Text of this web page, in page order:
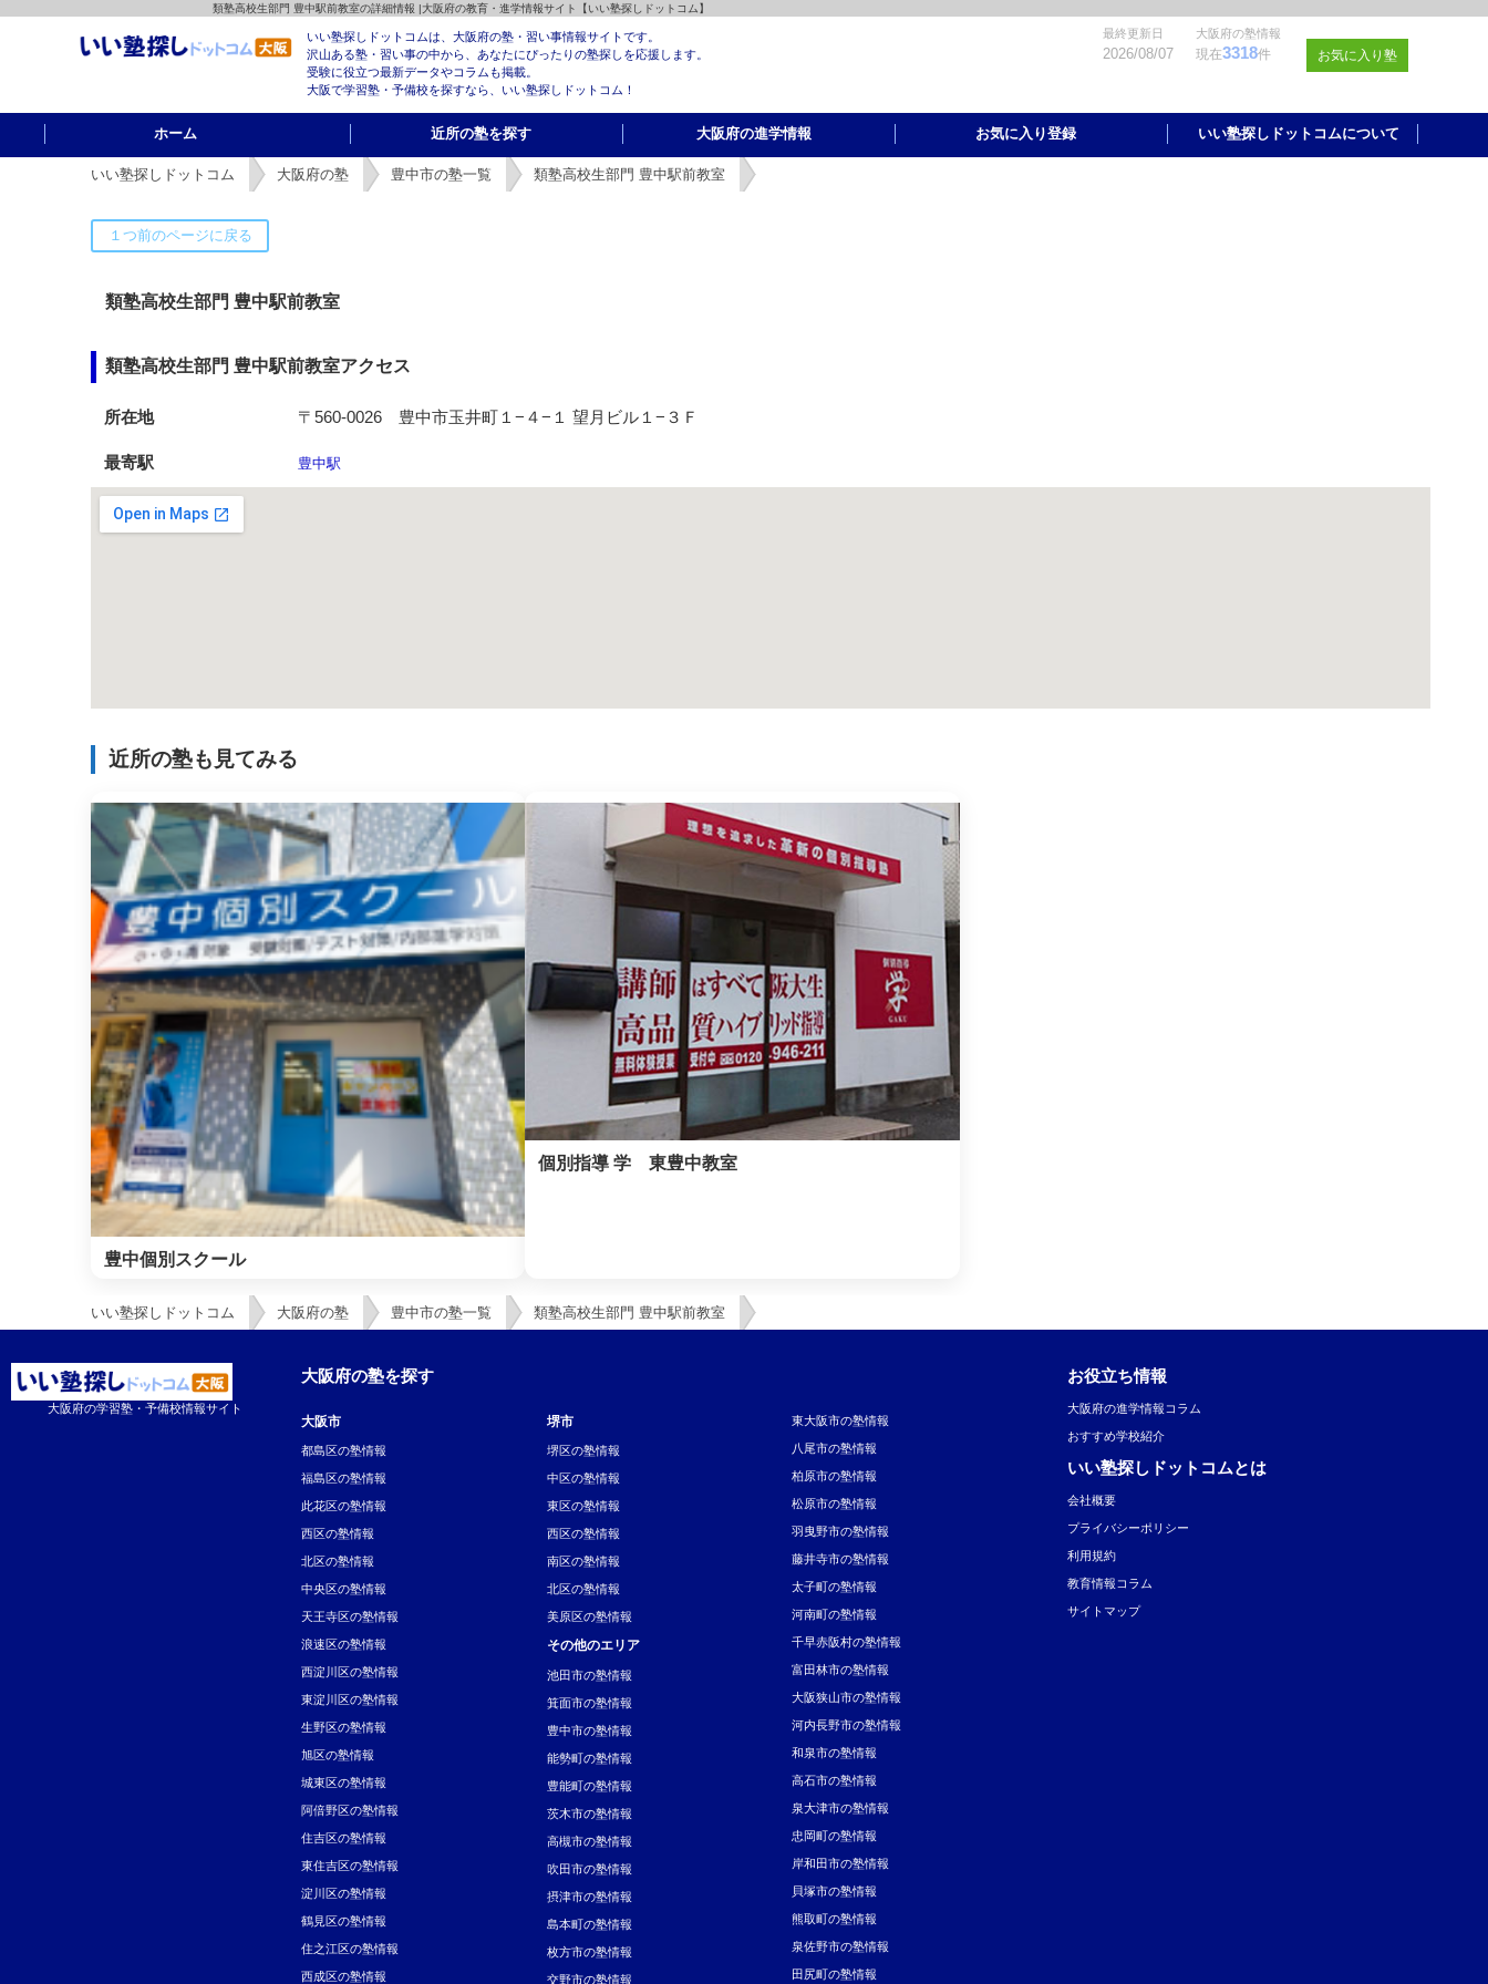
類塾高校生部門 豊中駅前教室の詳細情報 |大阪府の教育・進学情報サイト【いい塾探しドットコム】
いい塾探しドットコムは、大阪府の塾・習い事情報サイトです。
沢山ある塾・習い事の中から、あなたにぴったりの塾探しを応援します。
受験に役立つ最新データやコラムも掲載。
大阪で学習塾・予備校を探すなら、いい塾探しドットコム！
お気に入り塾
大阪府の塾情報
現在3318件
最終更新日
2026/08/07
ホーム 近所の塾を探す 大阪府の進学情報 お気に入り登録 いい塾探しドットコムについて
いい塾探しドットコム 大阪府の塾 豊中市の塾一覧 類塾高校生部門 豊中駅前教室
類塾高校生部門 豊中駅前教室
類塾高校生部門 豊中駅前教室アクセス
所在地 〒560-0026 豊中市玉井町１−４−１ 望月ビル１−３Ｆ
最寄駅 豊中駅
近所の塾も見てみる
豊中個別スクール
個別指導 学 東豊中教室
いい塾探しドットコム 大阪府の塾 豊中市の塾一覧 類塾高校生部門 豊中駅前教室
大阪府の学習塾・予備校情報サイト
大阪府の塾を探す
大阪市
都島区の塾情報
福島区の塾情報
此花区の塾情報
西区の塾情報
北区の塾情報
中央区の塾情報
天王寺区の塾情報
浪速区の塾情報
西淀川区の塾情報
東淀川区の塾情報
生野区の塾情報
旭区の塾情報
城東区の塾情報
阿倍野区の塾情報
住吉区の塾情報
東住吉区の塾情報
淀川区の塾情報
鶴見区の塾情報
住之江区の塾情報
西成区の塾情報
堺市
堺区の塾情報
中区の塾情報
東区の塾情報
西区の塾情報
南区の塾情報
北区の塾情報
美原区の塾情報
その他のエリア
池田市の塾情報
箕面市の塾情報
豊中市の塾情報
能勢町の塾情報
豊能町の塾情報
茨木市の塾情報
高槻市の塾情報
吹田市の塾情報
摂津市の塾情報
島本町の塾情報
枚方市の塾情報
交野市の塾情報
東大阪市の塾情報
八尾市の塾情報
柏原市の塾情報
松原市の塾情報
羽曳野市の塾情報
藤井寺市の塾情報
太子町の塾情報
河南町の塾情報
千早赤阪村の塾情報
富田林市の塾情報
大阪狭山市の塾情報
河内長野市の塾情報
和泉市の塾情報
高石市の塾情報
泉大津市の塾情報
忠岡町の塾情報
岸和田市の塾情報
貝塚市の塾情報
熊取町の塾情報
泉佐野市の塾情報
田尻町の塾情報
お役立ち情報
大阪府の進学情報コラム
おすすめ学校紹介
いい塾探しドットコムとは
会社概要
プライバシーポリシー
利用規約
教育情報コラム
サイトマップ